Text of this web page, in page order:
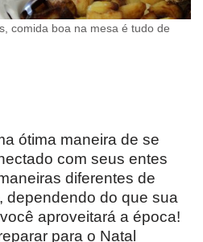
comida boa na mesa é tudo de
ótima maneira de se
com seus entes
diferentes de
dependendo do que sua
aproveitará a época!
para o Natal